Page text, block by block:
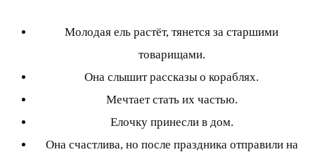
Молодая ель растёт, тянется за старшими
товарищами.
Она слышит рассказы о кораблях.
Мечтает стать их частью.
Елочку принесли в дом.
Она счастлива, но после праздника отправили на